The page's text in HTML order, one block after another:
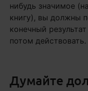
нибудь значимое
книгу), вы должны
конечный
потом действовать.
Думайте